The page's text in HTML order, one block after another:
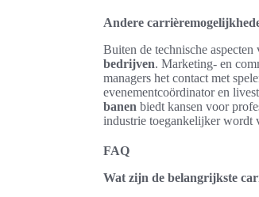
Andere
Buiten de technische aspecten
bedrijven. Marketing- en
managers het contact met
evenementcoördinator en
banen biedt kansen voor
industrie toegankelijker wordt
FAQ
Wat zijn de belangrijkste